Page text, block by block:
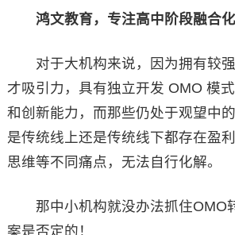
鸿文教育， 专注高中阶段融合
对于大机构来说，因为拥有较强
才吸引力，具有独立开发 OMO 模
和创新能力，而那些仍处于观望中
是传统线上还是传统线下都存在盈
思维等不同痛点，无法自行化解。
那中小机构就没办法抓住OMO
案是否定的！